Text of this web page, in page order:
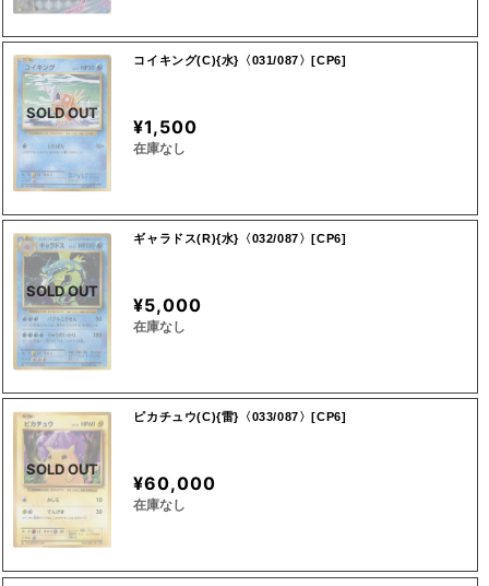
SOLD OUT
コイキング(C){水}〈031/087〉[CP6]
¥1,500
在庫なし
SOLD OUT
ギャラドス(R){水}〈032/087〉[CP6]
¥5,000
在庫なし
SOLD OUT
ピカチュウ(C){雷}〈033/087〉[CP6]
¥60,000
在庫なし